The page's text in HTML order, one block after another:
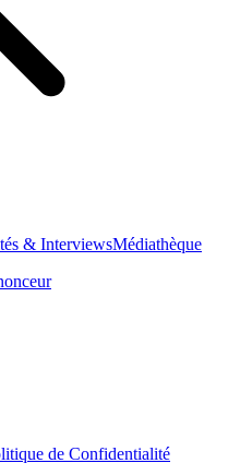
& InterviewsMédiathèque
de Confidentialité